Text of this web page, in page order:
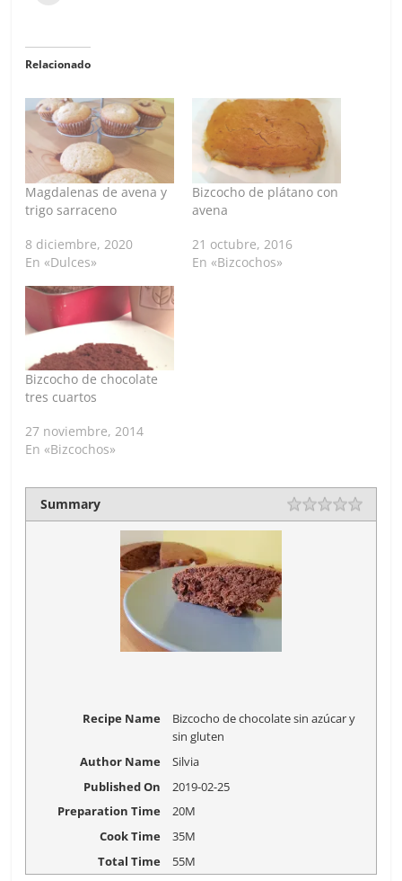
Relacionado
Magdalenas de avena y
trigo sarraceno
8 diciembre, 2020
En «Dulces»
Bizcocho de plátano con
avena
21 octubre, 2016
En «Bizcochos»
Bizcocho de chocolate
tres cuartos
27 noviembre, 2014
En «Bizcochos»
Summary
Recipe Name
Bizcocho de chocolate sin azúcar y
sin gluten
Author Name
Silvia
Published On
2019-02-25
Preparation Time
20M
Cook Time
35M
Total Time
55M